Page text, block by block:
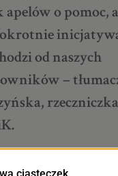
apelów o pomoc, a
od naszych
–